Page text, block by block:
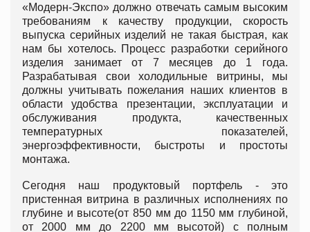
«Модерн-Экспо» должно отвечать самым высоким
требованиям к качеству продукции, скорость
выпуска серийных изделий не такая быстрая, как
нам бы хотелось. Процесс разработки серийного
изделия занимает от 7 месяцев до 1 года.
Разрабатывая свои холодильные витрины, мы
должны учитывать пожелания наших клиентов в
области удобства презентации, эксплуатации и
обслуживания продукта, качественных
температурных показателей,
энергоэффективности, быстроты и простоты
монтажа.
Сегодня наш продуктовый портфель - это
пристенная витрина в различных исполнениях по
глубине и высоте(от 850 мм до 1150 мм глубиной,
от 2000 мм до 2200 мм высотой) с полным